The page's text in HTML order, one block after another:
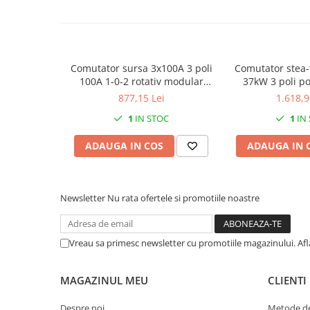
Comutator sursa 3x100A 3 poli
100A 1-0-2 rotativ modular
montare pe sina
877,15 Lei
1 IN STOC
ADAUGA IN COS
Comutator
37kW 3 poli
industrial cu
1 IN
ADAUGA IN
Newsletter Nu rata ofertele si promotiile noastre
Vreau sa primesc newsletter cu promotiile magazinului.
MAGAZINUL MEU CLIENTI